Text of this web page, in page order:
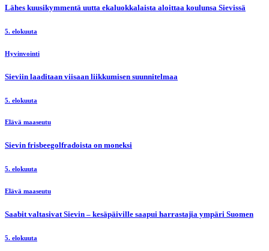
Lähes kuusikymmentä uutta ekaluokkalaista aloittaa koulunsa Sievissä
5. elokuuta
Hyvinvointi
Sieviin laaditaan viisaan liikkumisen suunnitelmaa
5. elokuuta
Elävä maaseutu
Sievin frisbeegolfradoista on moneksi
5. elokuuta
Elävä maaseutu
Saabit valtasivat Sievin – kesäpäiville saapui harrastajia ympäri Suomen
5. elokuuta